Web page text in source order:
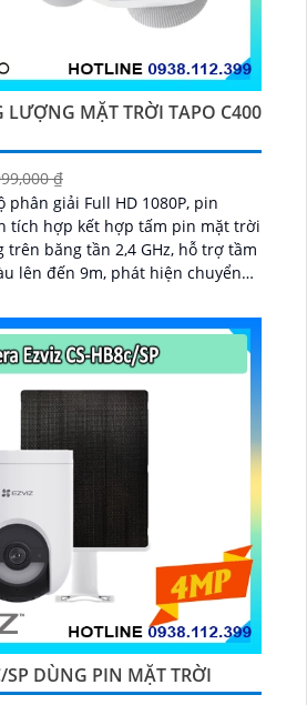
LƯỢNG MẶT TRỜI TAPO C400
₫
phân giải Full HD 1080P, pin
tích hợp kết hợp tấm pin mặt trời
trên băng tần 2,4 GHz, hỗ trợ tầm
lên đến 9m, phát hiện chuyển
512GB
SP DÙNG PIN MẶT TRỜI